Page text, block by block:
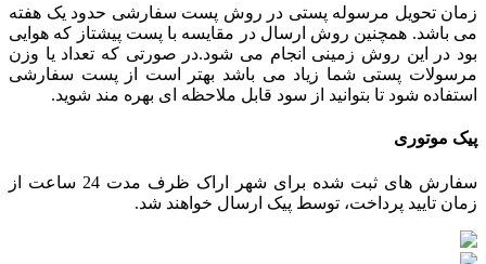
زمان تحویل مرسوله پستی در روش پست سفارشی حدود یک هفته
می باشد. همچنین روش ارسال در مقایسه با پست پیشتاز که هوایی
بود در این روش زمینی انجام می شود.در صورتی که تعداد یا وزن
مرسولات پستی شما زیاد می باشد بهتر است از پست سفارشی
استفاده شود تا بتوانید از سود قابل ملاحظه ای بهره مند شوید.
پیک موتوری
سفارش های ثبت شده برای شهر اراک ظرف مدت 24 ساعت از
زمان تایید پرداخت، توسط پیک ارسال خواهند شد.